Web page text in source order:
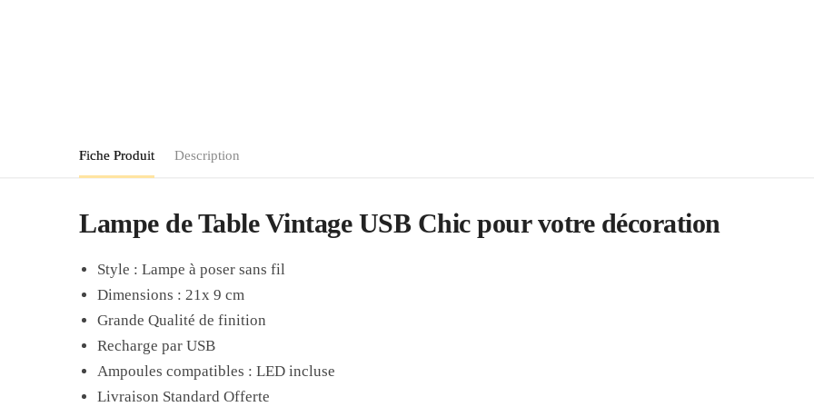
Fiche Produit Description
Lampe de Table Vintage USB Chic pour votre décoration
Style : Lampe à poser sans fil
Dimensions : 21x 9 cm
Grande Qualité de finition
Recharge par USB
Ampoules compatibles : LED incluse
Livraison Standard Offerte